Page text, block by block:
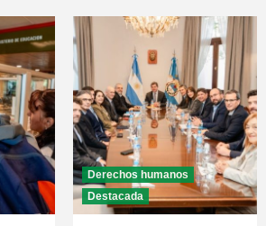
Derechos humanos
Destacada